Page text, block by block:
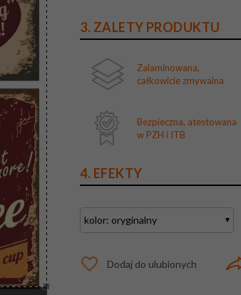
3. ZALETY PRODUKTU
Zalaminowana,
całkowicie zmywalna
Bezpieczna, atestowana
w PZH i ITB
4. EFEKTY
Dodaj do ulubionych